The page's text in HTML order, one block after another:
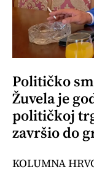
Političko
Žuvela je
političkoj
završio do
KOLUMNA